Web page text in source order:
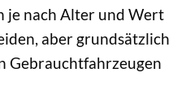
je nach Alter und Wert
aber grundsätzlich
Gebrauchtfahrzeugen